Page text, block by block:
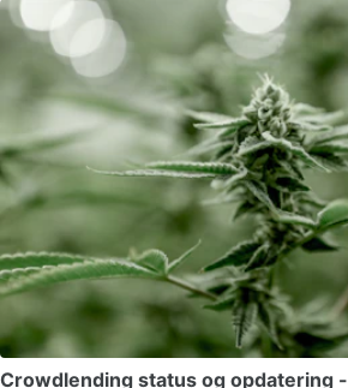
Crowdlending status og opdatering